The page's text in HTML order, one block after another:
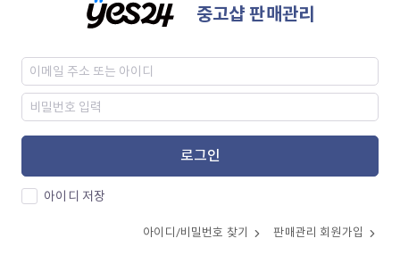
중고샵 판매관리
로그인
아이디 저장
아이디/비밀번호 찾기 판매관리 회원가입